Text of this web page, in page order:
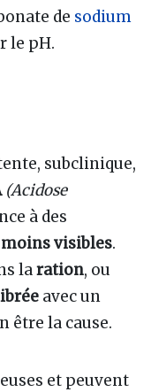
de sodium
le pH.
subclinique,
(Acidose
à des
visibles.
laration, ou
avec un
être la cause.
et peuvent